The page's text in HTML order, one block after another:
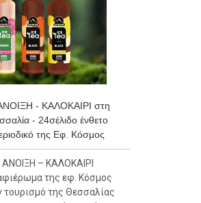
ΑΝΟΙΞΗ – ΚΑΛΟΚΑΙΡΙ
της εφ. Κόσμος
τουρισμό της Θεσσαλίας